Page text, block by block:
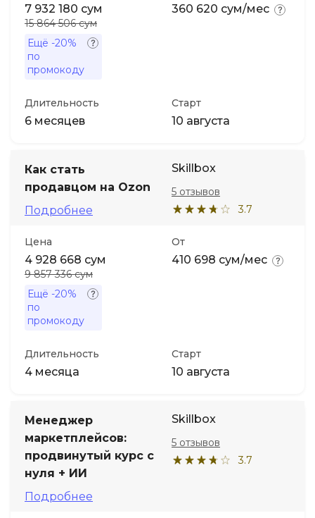
7 932 180 сум
15 864 506 сум
Ещё -20%
по
промокоду
360 620 сум/мес
Длительность
6 месяцев
Старт
10 августа
Как стать
продавцом на Ozon
Подробнее
Skillbox
3.7
5 отзывов
Цена
4 928 668 сум
9 857 336 сум
Ещё -20%
по
промокоду
От
410 698 сум/мес
Длительность
4 месяца
Старт
10 августа
Менеджер
маркетплейсов:
продвинутый курс с
нуля + ИИ
Подробнее
Skillbox
3.7
5 отзывов
Детям
Акции и промокоды